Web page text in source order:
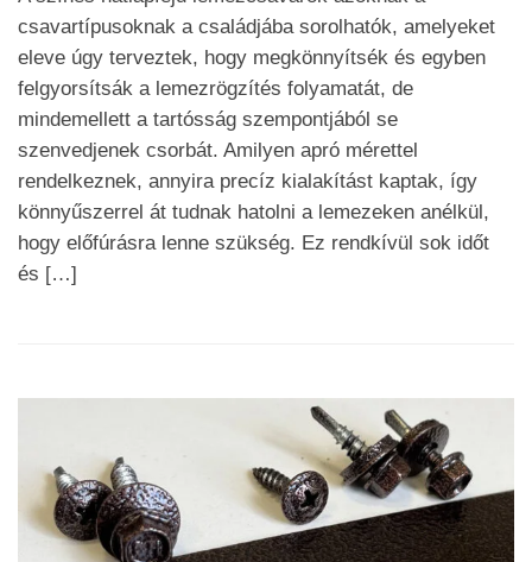
csavartípusoknak a családjába sorolhatók, amelyeket
eleve úgy terveztek, hogy megkönnyítsék és egyben
felgyorsítsák a lemezrögzítés folyamatát, de
mindemellett a tartósság szempontjából se
szenvedjenek csorbát. Amilyen apró mérettel
rendelkeznek, annyira precíz kialakítást kaptak, így
könnyűszerrel át tudnak hatolni a lemezeken anélkül,
hogy előfúrásra lenne szükség. Ez rendkívül sok időt
és […]